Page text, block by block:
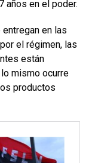
años en el poder.
en las
el régimen, las
están
mismo ocurre
productos